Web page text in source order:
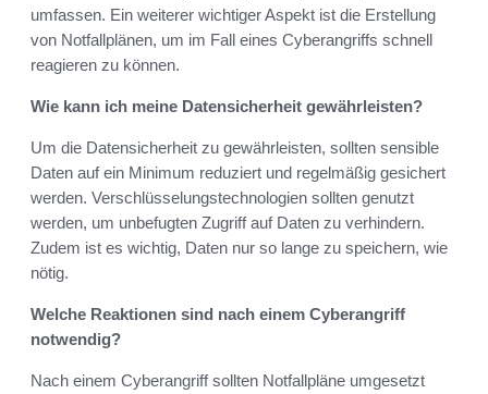
umfassen. Ein weiterer wichtiger Aspekt ist die Erstellung
von Notfallplänen, um im Fall eines Cyberangriffs schnell
reagieren zu können.
Wie kann ich meine Datensicherheit gewährleisten?
Um die Datensicherheit zu gewährleisten, sollten sensible
Daten auf ein Minimum reduziert und regelmäßig gesichert
werden. Verschlüsselungstechnologien sollten genutzt
werden, um unbefugten Zugriff auf Daten zu verhindern.
Zudem ist es wichtig, Daten nur so lange zu speichern, wie
nötig.
Welche Reaktionen sind nach einem Cyberangriff
notwendig?
Nach einem Cyberangriff sollten Notfallpläne umgesetzt